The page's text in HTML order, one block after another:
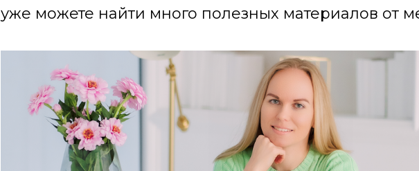
уже можете найти много полезных материалов от